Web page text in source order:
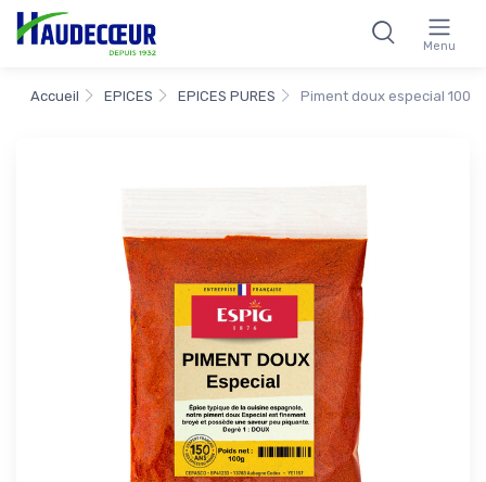
Menu
Accueil EPICES EPICES PURES Piment doux especial 100g